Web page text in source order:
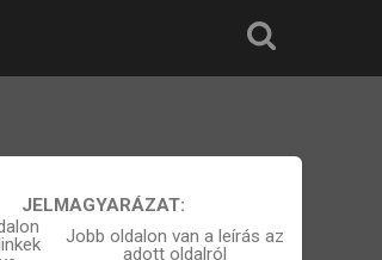
JELMAGYARÁZAT:
Jobb oldalon van a leírás az
adott oldalról